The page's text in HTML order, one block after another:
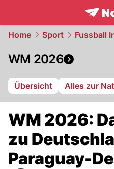
Home Sport Fussball
WM 2026
Übersicht Alles zur
WM 2026:
zu
Paraguay-